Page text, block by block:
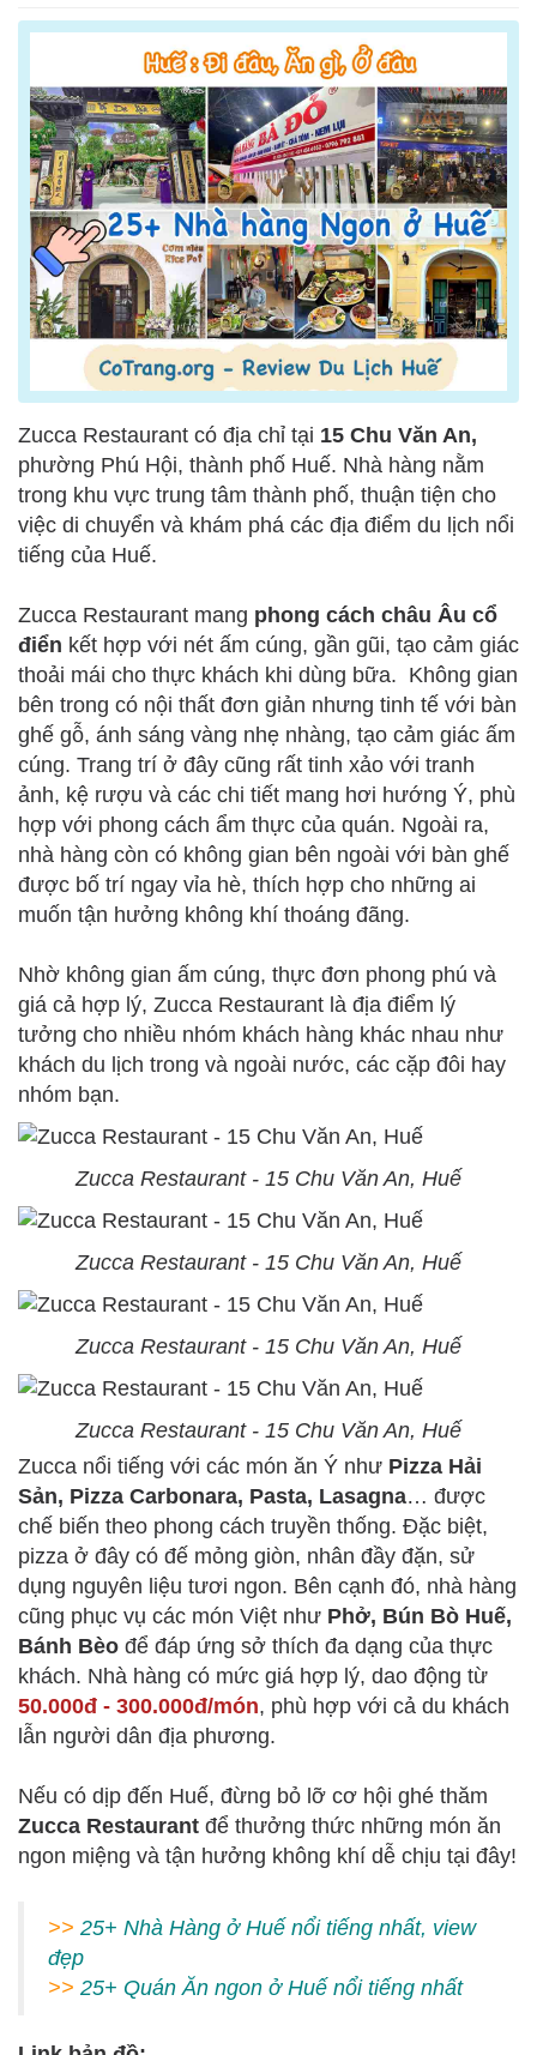
Zucca Restaurant có địa chỉ tại 15 Chu Văn An,
phường Phú Hội, thành phố Huế. Nhà hàng nằm
trong khu vực trung tâm thành phố, thuận tiện cho
việc di chuyển và khám phá các địa điểm du lịch nổi
tiếng của Huế.
Zucca Restaurant mang phong cách châu Âu cổ
điển kết hợp với nét ấm cúng, gần gũi, tạo cảm giác
thoải mái cho thực khách khi dùng bữa. Không gian
bên trong có nội thất đơn giản nhưng tinh tế với bàn
ghế gỗ, ánh sáng vàng nhẹ nhàng, tạo cảm giác ấm
cúng. Trang trí ở đây cũng rất tinh xảo với tranh
ảnh, kệ rượu và các chi tiết mang hơi hướng Ý, phù
hợp với phong cách ẩm thực của quán. Ngoài ra,
nhà hàng còn có không gian bên ngoài với bàn ghế
được bố trí ngay vỉa hè, thích hợp cho những ai
muốn tận hưởng không khí thoáng đãng.
Nhờ không gian ấm cúng, thực đơn phong phú và
giá cả hợp lý, Zucca Restaurant là địa điểm lý
tưởng cho nhiều nhóm khách hàng khác nhau như
khách du lịch trong và ngoài nước, các cặp đôi hay
nhóm bạn.
Zucca Restaurant - 15 Chu Văn An, Huế
Zucca Restaurant - 15 Chu Văn An, Huế
Zucca Restaurant - 15 Chu Văn An, Huế
Zucca Restaurant - 15 Chu Văn An, Huế
Zucca nổi tiếng với các món ăn Ý như Pizza Hải
Sản, Pizza Carbonara, Pasta, Lasagna… được
chế biến theo phong cách truyền thống. Đặc biệt,
pizza ở đây có đế mỏng giòn, nhân đầy đặn, sử
dụng nguyên liệu tươi ngon. Bên cạnh đó, nhà hàng
cũng phục vụ các món Việt như Phở, Bún Bò Huế,
Bánh Bèo để đáp ứng sở thích đa dạng của thực
khách. Nhà hàng có mức giá hợp lý, dao động từ
50.000đ - 300.000đ/món, phù hợp với cả du khách
lẫn người dân địa phương.
Nếu có dịp đến Huế, đừng bỏ lỡ cơ hội ghé thăm
Zucca Restaurant để thưởng thức những món ăn
ngon miệng và tận hưởng không khí dễ chịu tại đây!
>> 25+ Nhà Hàng ở Huế nổi tiếng nhất, view
đẹp
>> 25+ Quán Ăn ngon ở Huế nổi tiếng nhất